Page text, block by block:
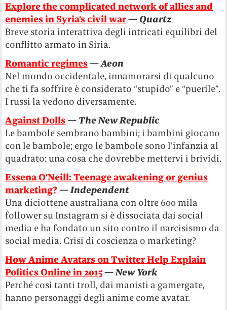
Explore the complicated network of allies and
enemies in Syria’s civil war— Quartz
Breve storia interattiva degli intricati equilibri del
conflitto armato in Siria.
Romantic regimes—Aeon
Nel mondo occidentale, innamorarsi di qualcuno
che ti fa soffrire è considerato “stupido” e “puerile”.
I russi la vedono diversamente.
Against Dolls— The New Republic
Le bambole sembrano bambini; i bambini giocano
con le bambole; ergo le bambole sono l’infanzia al
quadrato: una cosa che dovrebbe mettervi i brividi.
​Essena O’Neill: Teenage awakening or genius
marketing?—Independent
Una diciottene australiana con oltre 600 mila
follower su Instagram si è dissociata dai social
media e ha fondato un sito contro il narcisismo da
social media. Crisi di coscienza o marketing?
How Anime Avatars on Twitter Help Explain
Politics Online in 2015—New York
Perché così tanti troll, dai maoisti a gamergate,
hanno personaggi degli anime come avatar.